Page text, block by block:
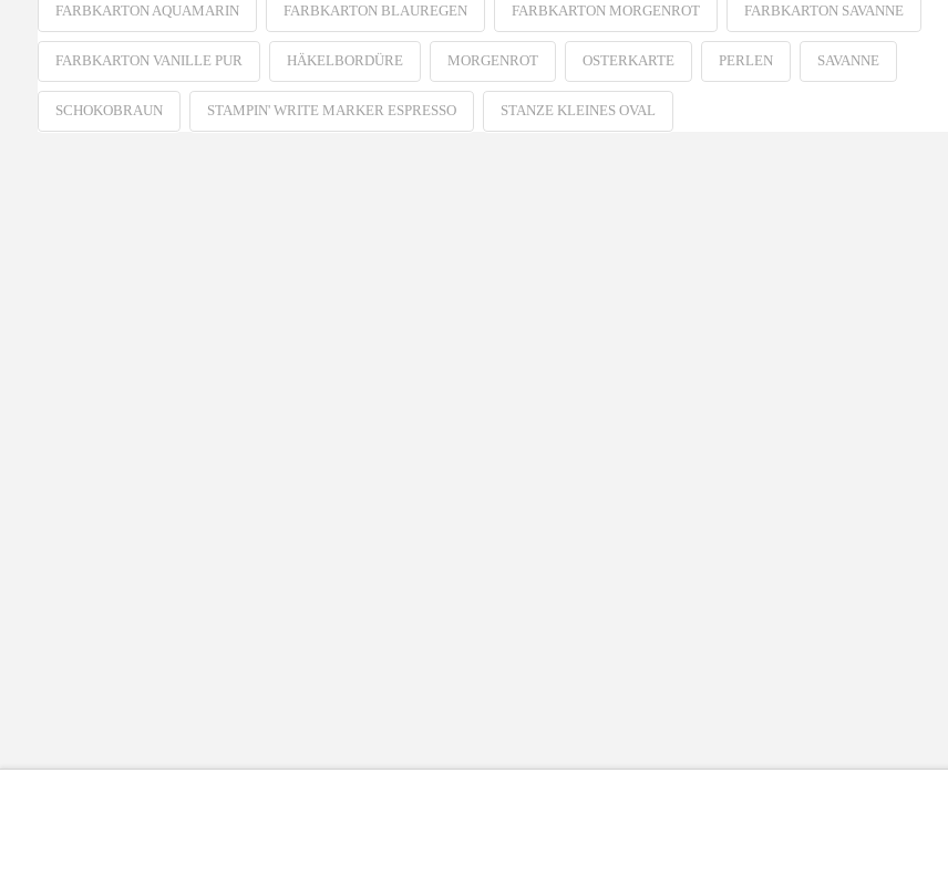
FARBKARTON AQUAMARIN FARBKARTON BLAUREGEN FARBKARTON MORGENROT FARBKARTON SAVANNE
FARBKARTON VANILLE PUR HÄKELBORDÜRE MORGENROT OSTERKARTE PERLEN SAVANNE
SCHOKOBRAUN STAMPIN' WRITE MARKER ESPRESSO STANZE KLEINES OVAL